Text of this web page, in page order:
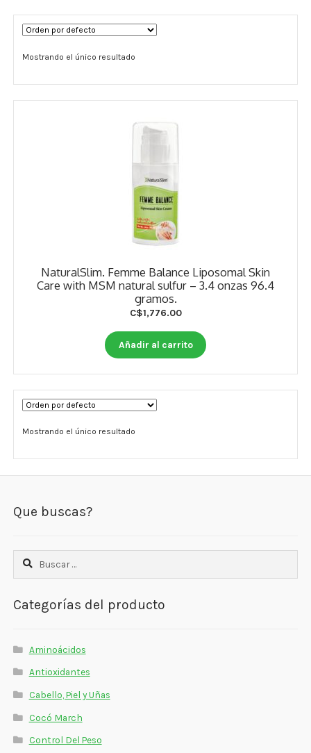
Términos y Condiciones
Contáctenos
Salud Ósea y Articular
NaturalSlim
Cabello, Piel y Uñas
Omega 3 Y Omega 369
Niños
Para Hombres
Multivitaminas Adultos 18 A 49 Años
Cocó March
Mostrando el único resultado
NaturalSlim. Femme Balance Liposomal Skin
Care with MSM natural sulfur – 3.4 onzas 96.4
gramos.
C$1,776.00
Añadir al carrito
Mostrando el único resultado
Que buscas?
Buscar:
Categorías del producto
Aminoácidos
Antioxidantes
Cabello, Piel y Uñas
Cocó March
Control Del Peso